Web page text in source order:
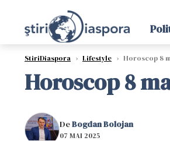
StiriDiaspora › Lifestyle › Horoscop 8
Horoscop 8
DeBogdan Bolojan
07 MAI 2025